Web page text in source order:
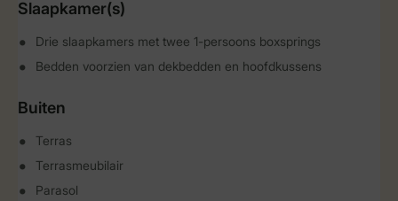
Slaapkamer(s)
Drie slaapkamers met twee 1-persoons boxsprings
Bedden voorzien van dekbedden en hoofdkussens
Buiten
Terras
Terrasmeubilair
Parasol